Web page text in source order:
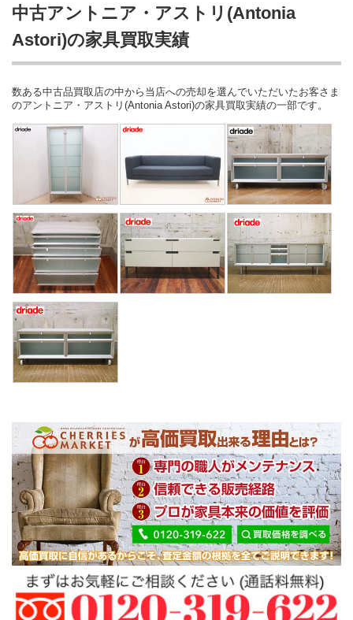
中古アントニア・アストリ(Antonia
Astori)の家具買取実績
数ある中古品買取店の中から当店への売却を選んでいただいたお客さま
のアントニア・アストリ(Antonia Astori)の家具買取実績の一部です。